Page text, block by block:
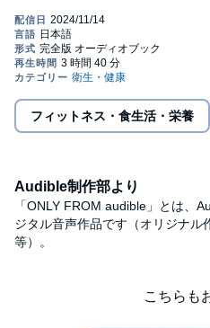
フィットネス・食生活・栄養
Audible制作部より
「ONLY FROM audible」とは、
ジタル音声作品です（オリジナル
等）。
こちらも